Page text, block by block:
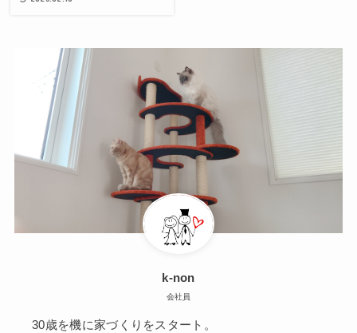
k-non
会社員
30歳を機に家づくりをスタート。